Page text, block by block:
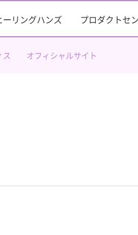
ーリングハンズ プロダクトセ
ス オフィシャルサイト